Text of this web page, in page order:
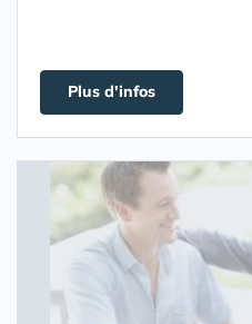
Plus d'infos